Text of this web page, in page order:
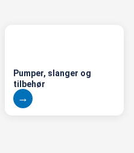
Pumper, slanger og
tilbehør